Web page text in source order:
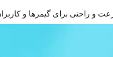
و راحتی برای گیمرها و